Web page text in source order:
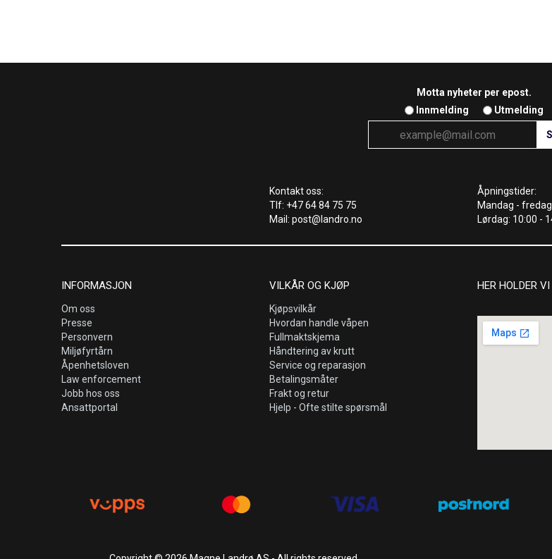
Motta nyheter per epost.
Innmelding
Utmelding
Kontakt oss:
Tlf: +47 64 84 75 75
Mail: post@landro.no
Åpningstider:
Mandag -
Lørdag: 10:00 -
INFORMASJON
Om oss
Presse
Personvern
Miljøfyrtårn
Åpenhetsloven
Law enforcement
Jobb hos oss
Ansattportal
VILKÅR OG KJØP
Kjøpsvilkår
Hvordan handle våpen
Fullmaktskjema
Håndtering av krutt
Service og reparasjon
Betalingsmåter
Frakt og retur
Hjelp - Ofte stilte spørsmål
HER HOLDER